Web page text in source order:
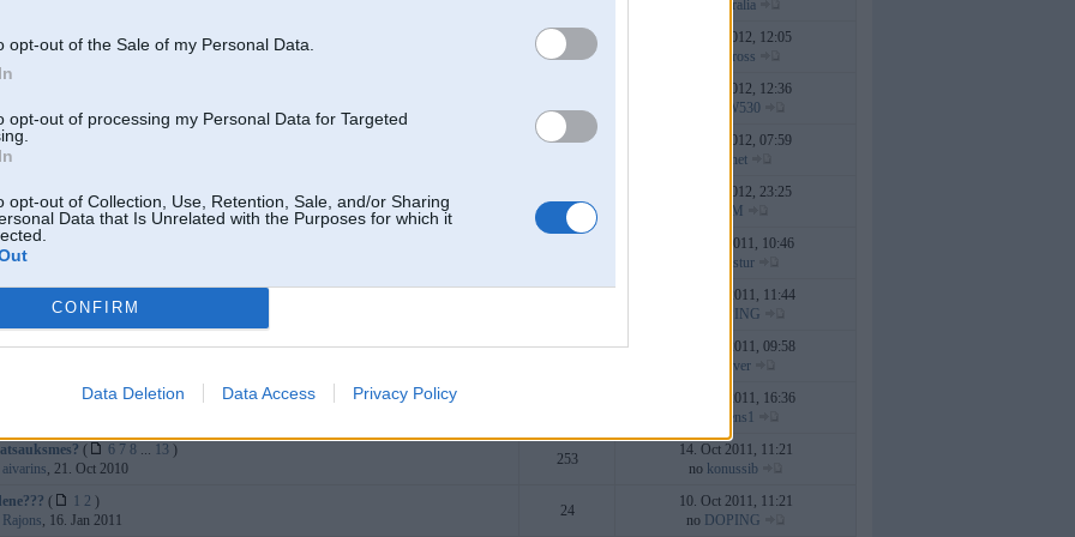
opt-out of the Sale of my Personal Data.
opt-out of processing my Personal Data for Targeted
opt-out of Collection, Use, Retention, Sale, and/or Sharing
Data that Is Unrelated with the Purposes for which it
CONFIRM
Data Deletion Data Access Privacy Policy
australia
4.0diizelja kartera ventilaacija
ambross
5
14. Jan 2012, 12:05
ambross
07. Jan 2012, 12:36
BMW530
no E38 priekšējā paneļa
kenet
06. Jan 2012, 07:59
kenet
Pancho20, 04. Jan 2012
5
04. Jan 2012, 23:25
KM
1 2)
lietus
08. Dec 2011, 10:46
nutastur
, 01. Nov 2009
23. Nov 2011, 11:44
DOPING
Mazā tv problēmas.
22. Nov 2011, 09:58
Driver
07. Nov 2011, 16:36
uldens1
( 6 7 8 ... 13 )
aivarins, 21. Oct 2010
253
14. Oct 2011, 11:21
no konussib
( 1 2 )
Rajons, 16. Jan 2011
24
10. Oct 2011, 11:21
no DOPING